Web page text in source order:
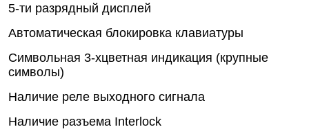
5-ти разрядный дисплей
Автоматическая блокировка клавиатуры
Символьная 3-хцветная индикация (крупные
символы)
Наличие реле выходного сигнала
Наличие разъема Interlock